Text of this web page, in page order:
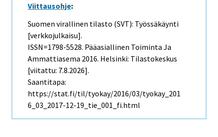
Viittausohje:
Suomen virallinen tilasto (SVT): Työssäkäynti
[verkkojulkaisu].
ISSN=1798-5528. Pääasiallinen Toiminta Ja
Ammattiasema 2016. Helsinki: Tilastokeskus
[viitattu: 7.8.2026].
Saantitapa:
https://stat.fi/til/tyokay/2016/03/tyokay_201
6_03_2017-12-19_tie_001_fi.html